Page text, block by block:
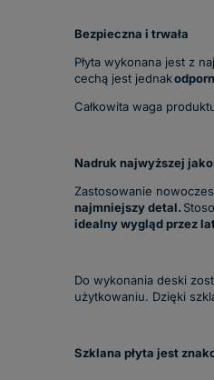
Bezpieczna i trwała
Płyta wykonana jest z
cechą jest jednak
Całkowita waga
Nadruk najwyższej
Zastosowanie
najmniejszy detal.
idealny wygląd przez
Do wykonania deski
użytkowaniu. Dzięki
Szklana płyta jest